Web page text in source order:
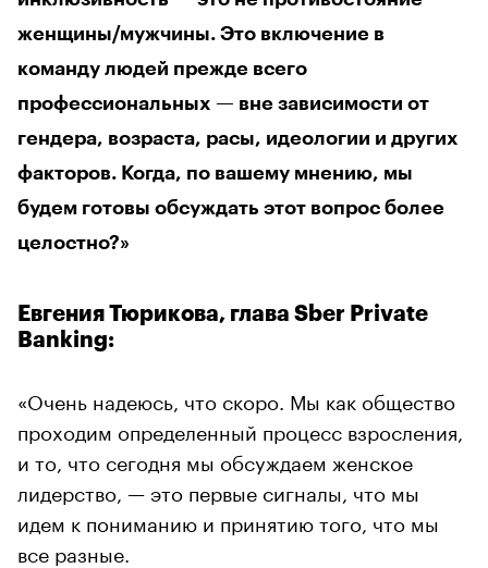
женщины/мужчины. Это включение в
команду людей прежде всего
профессиональных — вне зависимости от
гендера, возраста, расы, идеологии и других
факторов. Когда, по вашему мнению, мы
будем готовы обсуждать этот вопрос более
целостно?»
Евгения Тюрикова, глава Sber Private
Banking:
«Очень надеюсь, что скоро. Мы как общество
проходим определенный процесс взросления,
и то, что сегодня мы обсуждаем женское
лидерство, — это первые сигналы, что мы
идем к пониманию и принятию того, что мы
все разные.